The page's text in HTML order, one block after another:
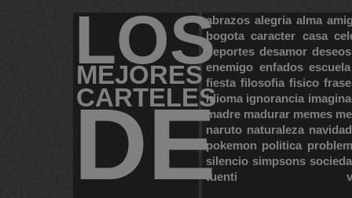
LOS
MEJORES
CARTELES
DE
abrazos alegria alma
bogota caracter casa
deportes desamor deseos
enemigo enfados escuela
fiesta filosofia fisico
idioma ignorancia
madre madurar memes
naruto naturaleza navidad
pokemon politica
silencio simpsons
tuenti